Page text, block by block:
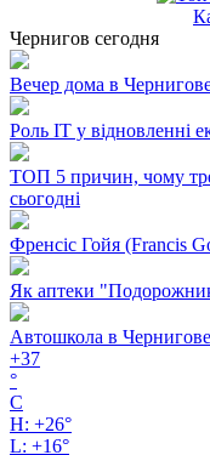
Чернигов сегодня
Вечер дома в
Роль ІТ у відновленні
ТОП 5 причин, чому
сьогодні
Френсіс Гойя (Francis
Як аптеки
Автошкола в
+37
°
C
H: +26°
L: +16°